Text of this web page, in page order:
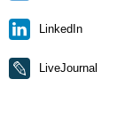
LinkedIn
LiveJournal